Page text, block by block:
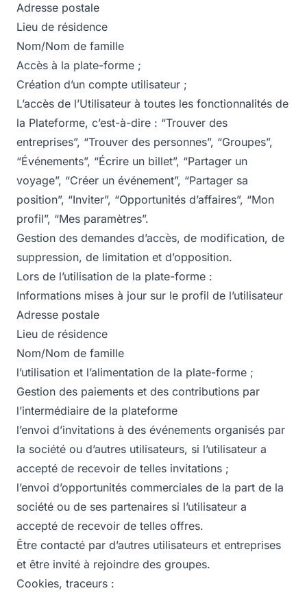
Adresse postale
Lieu de résidence
Nom/Nom de famille
Accès à la plate-forme ;
Création d’un compte utilisateur ;
L’accès de l’Utilisateur à toutes les fonctionnalités de
la Plateforme, c’est-à-dire : “Trouver des
entreprises”, “Trouver des personnes”, “Groupes”,
“Événements”, “Écrire un billet”, “Partager un
voyage”, “Créer un événement”, “Partager sa
position”, “Inviter”, “Opportunités d’affaires”, “Mon
profil”, “Mes paramètres”.
Gestion des demandes d’accès, de modification, de
suppression, de limitation et d’opposition.
Lors de l’utilisation de la plate-forme :
Informations mises à jour sur le profil de l’utilisateur
Adresse postale
Lieu de résidence
Nom/Nom de famille
l’utilisation et l’alimentation de la plate-forme ;
Gestion des paiements et des contributions par
l’intermédiaire de la plateforme
l’envoi d’invitations à des événements organisés par
la société ou d’autres utilisateurs, si l’utilisateur a
accepté de recevoir de telles invitations ;
l’envoi d’opportunités commerciales de la part de la
société ou de ses partenaires si l’utilisateur a
accepté de recevoir de telles offres.
Être contacté par d’autres utilisateurs et entreprises
et être invité à rejoindre des groupes.
Cookies, traceurs :